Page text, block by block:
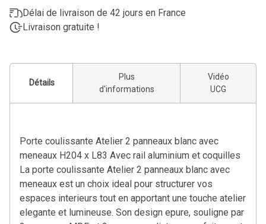
Délai de livraison de 42 jours en France
Livraison gratuite !
Détails
Plus
d'informations
Vidéo
UCG
Porte coulissante Atelier 2 panneaux blanc avec
meneaux H204 x L83 Avec rail aluminium et coquilles
La porte coulissante Atelier 2 panneaux blanc avec
meneaux est un choix ideal pour structurer vos
espaces interieurs tout en apportant une touche atelier
elegante et lumineuse. Son design epure, souligne par